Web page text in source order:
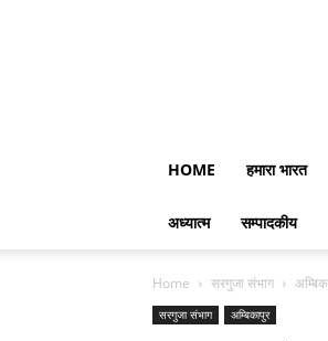
HOME हमारा भारत
अध्यात्म सम्पादकीय
Home सरगुजा संभाग
सरगुजा संभाग अम्बिकापुर